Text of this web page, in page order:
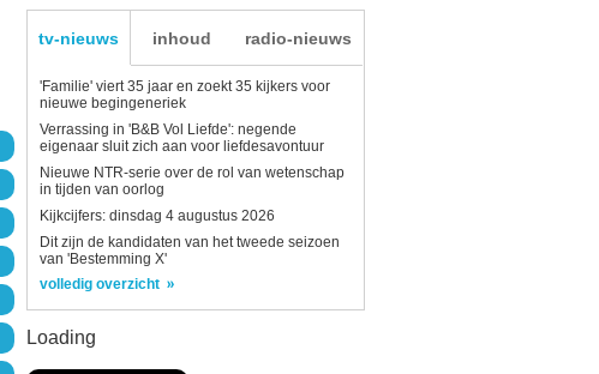
tv-nieuws inhoud radio-nieuws
'Familie' viert 35 jaar en zoekt 35 kijkers voor
nieuwe begingeneriek
Verrassing in 'B&B Vol Liefde': negende
eigenaar sluit zich aan voor liefdesavontuur
Nieuwe NTR-serie over de rol van wetenschap
in tijden van oorlog
Kijkcijfers: dinsdag 4 augustus 2026
Dit zijn de kandidaten van het tweede seizoen
van 'Bestemming X'
volledig overzicht
Loading